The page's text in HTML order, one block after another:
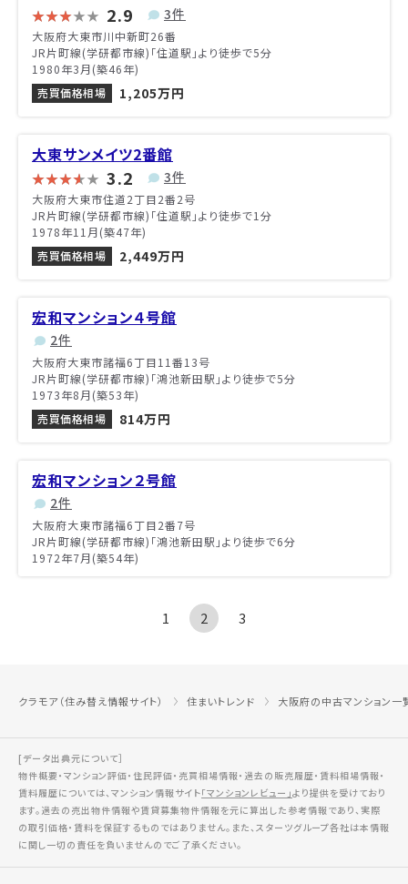
2.9 3件
大阪府大東市川中新町26番
JR片町線(学研都市線)「住道駅」より徒歩で5分
1980年3月(築46年)
売買価格相場
1,205万円
大東サンメイツ2番館
3.2 3件
大阪府大東市住道2丁目2番2号
JR片町線(学研都市線)「住道駅」より徒歩で1分
1978年11月(築47年)
売買価格相場
2,449万円
宏和マンション４号館
2件
大阪府大東市諸福6丁目11番13号
JR片町線(学研都市線)「鴻池新田駅」より徒歩で5分
1973年8月(築53年)
売買価格相場
814万円
宏和マンション２号館
2件
大阪府大東市諸福6丁目2番7号
JR片町線(学研都市線)「鴻池新田駅」より徒歩で6分
1972年7月(築54年)
1 2 3
クラモア（住み替え情報サイト） 住まいトレンド 大阪府の中古マンション一
[データ出典元について］
物件概要・マンション評価・住民評価・売買相場情報・過去の販売履歴・賃料相場情報・
賃料履歴については、マンション情報サイト「マンションレビュー」より提供を受けており
ます。過去の売出物件情報や賃貸募集物件情報を元に算出した参考情報であり、実際
の取引価格・賃料を保証するものではありません。また、スターツグループ各社は本情報
に関し一切の責任を負いませんのでご了承ください。